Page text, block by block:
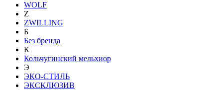
WOLF
Z
ZWILLING
Б
Без бренда
К
Кольчугинский мельхиор
Э
ЭКО-СТИЛЬ
ЭКСКЛЮЗИВ